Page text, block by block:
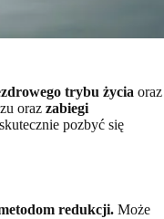
trybu życia oraz
oraz zabiegi
pozbyć się
redukcji. Może